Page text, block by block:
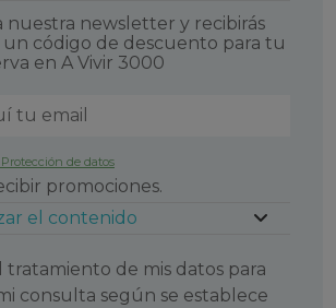
nuestra newsletter y recibirás
código de descuento para tu
en A Vivir 3000
de datos
promociones.
el contenido
tratamiento de mis datos para
consulta según se establece